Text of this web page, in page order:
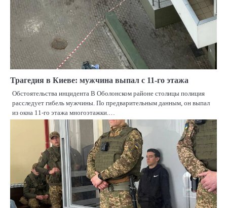
Трагедия в Киеве: мужчина выпал с 11-го этажа
Обстоятельства инцидента В Оболонском районе столицы полиция
расследует гибель мужчины. По предварительным данным, он выпал
из окна 11-го этажа многоэтажки.…